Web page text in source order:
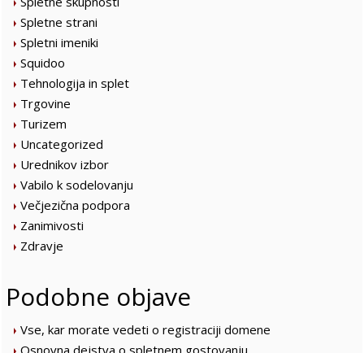
Spletne strani
Spletni imeniki
Squidoo
Tehnologija in splet
Trgovine
Turizem
Uncategorized
Urednikov izbor
Vabilo k sodelovanju
Večjezična podpora
Zanimivosti
Zdravje
Podobne objave
Vse, kar morate vedeti o registraciji domene
Osnovna dejstva o spletnem gostovanju